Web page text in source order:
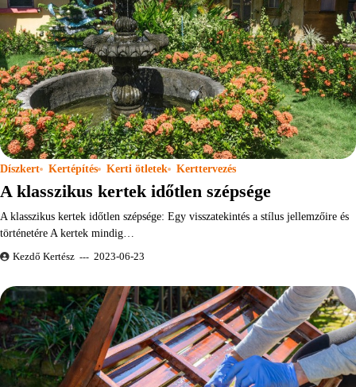
Díszkert Kertépítés Kerti ötletek Kerttervezés
A klasszikus kertek időtlen szépsége
A klasszikus kertek időtlen szépsége: Egy visszatekintés a stílus jellemzőire és
történetére A kertek mindig…
Kezdő Kertész 2023-06-23